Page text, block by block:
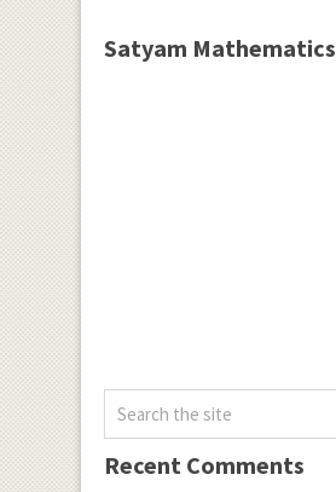
Satyam Mathematics
Recent Comments